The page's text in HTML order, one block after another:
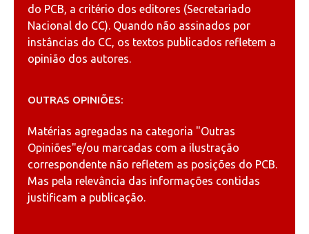
do PCB, a critério dos editores (Secretariado
Nacional do CC). Quando não assinados por
instâncias do CC, os textos publicados refletem a
opinião dos autores.
OUTRAS OPINIÕES:
Matérias agregadas na categoria "Outras
Opiniões"e/ou marcadas com a ilustração
correspondente não refletem as posições do PCB.
Mas pela relevância das informações contidas
justificam a publicação.